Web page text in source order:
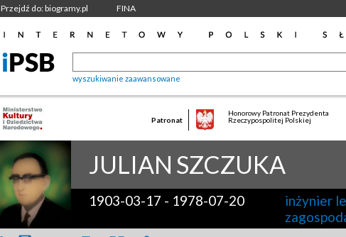
Przejdź do: biogramy.pl FINA
wyszukiwanie zaawansowane
Patronat
Honorowy Patronat Prezydenta
Rzeczypospolitej Polskiej
JULIAN SZCZUKA
1903-03-17 - 1978-07-20 inżynier